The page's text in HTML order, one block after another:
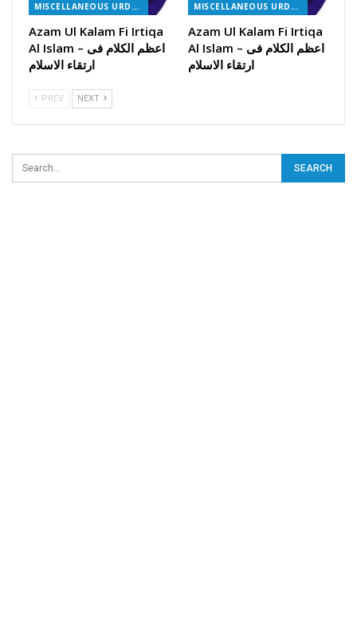
MISCELLANEOUS URDU BOOKS
Azam Ul Kalam Fi Irtiqa
Al Islam – اعظم الکلام فی
ارتقاء الاسلام
MISCELLANEOUS URDU BOOKS
Azam Ul Kalam Fi Irtiqa
Al Islam – اعظم الکلام فی
ارتقاء الاسلام
PREV NEXT